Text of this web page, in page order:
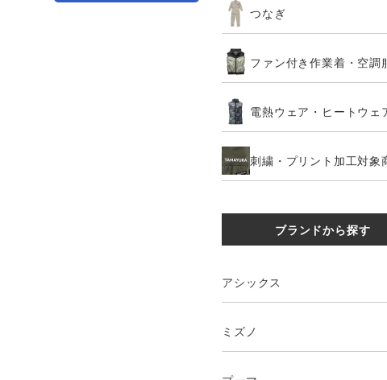
つなぎ
ファン付き作業着・空調
電熱ウェア・ヒートウェ
刺繍・プリント加工対象
ブランドから探す
アシックス
ミズノ